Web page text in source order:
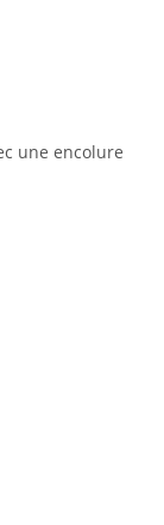
une encolure